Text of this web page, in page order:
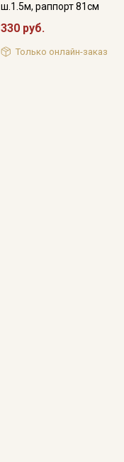
ш.1.5м, раппорт 81см
330 руб.
Только онлайн-заказ